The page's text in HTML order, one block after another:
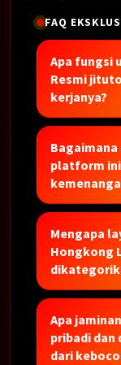
FAQ
Apa fungsi
Resmi
kerjanya?
platform
Mengapa
Hongkong
Apa
pribadi dan
dari